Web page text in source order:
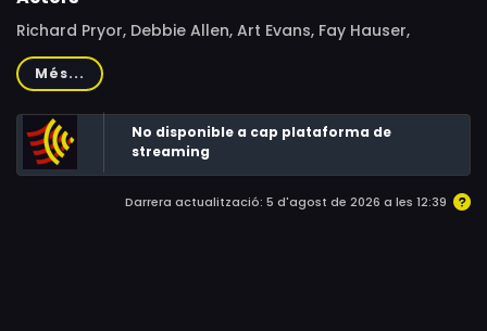
Richard Pryor, Debbie Allen, Art Evans, Fay Hauser,
Barbara Williams, Carmen McRae, Paula Kelly, Diahnne
Abbott, Scoey Mitchell, Billy Eckstine, Tanya Boyd, Wings
Hauser, E'Lon Cox, Michael Ironside, J.J. Barry, Mike
Genovese, Marlene Warfield, Virginia Capers, Dennis
Farina, Frederick Coffin, Richard Grossman, Ken Foree,
Gloria Charles
Més...
No disponible a cap plataforma de
streaming
Darrera actualització: 5 d'agost de 2026 a les 12:39